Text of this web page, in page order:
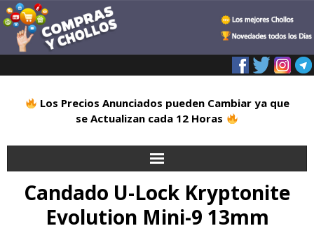
Los Precios Anunciados pueden Cambiar ya que
se Actualizan cada 12 Horas
Inicio
Alimentación
Candado U-Lock Kryptonite
Evolution Mini-9 13mm